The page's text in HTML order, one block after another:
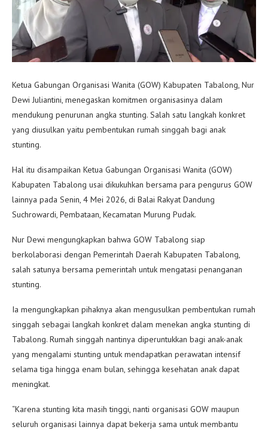
Ketua Gabungan Organisasi Wanita (GOW) Kabupaten Tabalong, Nur
Dewi Juliantini, menegaskan komitmen organisasinya dalam
mendukung penurunan angka stunting. Salah satu langkah konkret
yang diusulkan yaitu pembentukan rumah singgah bagi anak
stunting.
Hal itu disampaikan Ketua Gabungan Organisasi Wanita (GOW)
Kabupaten Tabalong usai dikukuhkan bersama para pengurus GOW
lainnya pada Senin, 4 Mei 2026, di Balai Rakyat Dandung
Suchrowardi, Pembataan, Kecamatan Murung Pudak.
Nur Dewi mengungkapkan bahwa GOW Tabalong siap
berkolaborasi dengan Pemerintah Daerah Kabupaten Tabalong,
salah satunya bersama pemerintah untuk mengatasi penanganan
stunting.
Ia mengungkapkan pihaknya akan mengusulkan pembentukan rumah
singgah sebagai langkah konkret dalam menekan angka stunting di
Tabalong. Rumah singgah nantinya diperuntukkan bagi anak-anak
yang mengalami stunting untuk mendapatkan perawatan intensif
selama tiga hingga enam bulan, sehingga kesehatan anak dapat
meningkat.
“Karena stunting kita masih tinggi, nanti organisasi GOW maupun
seluruh organisasi lainnya dapat bekerja sama untuk membantu